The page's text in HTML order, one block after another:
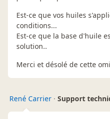
Est-ce que vos huiles
conditions...
Est-ce que la base d'huile
solution..
Merci et désolé de cette
René Carrier · Support